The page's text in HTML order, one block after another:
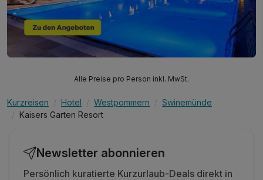
Alle Preise pro Person inkl. MwSt.
Kurzreisen Hotel Westpommern
Swinemünde
Kaisers Garten Resort
Newsletter abonnieren
Persönlich kuratierte Kurzurlaub-Deals direkt in